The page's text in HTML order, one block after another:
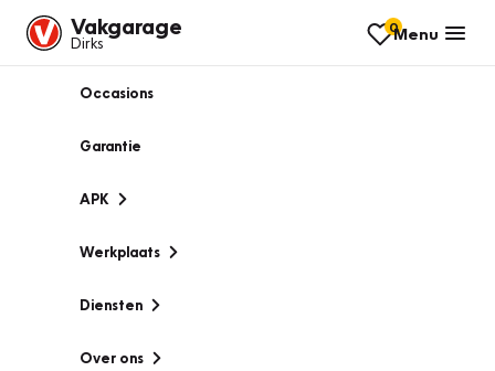
Vakgarage
Dirks
0Menu
Occasions
Garantie
APK
Werkplaats
Diensten
Over ons